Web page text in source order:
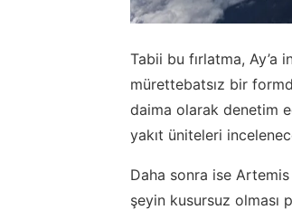
Tabii bu fırlatma, Ay’a
mürettebatsız bir
daima olarak denetim
yakıt üniteleri
Daha sonra ise
şeyin kusursuz olması